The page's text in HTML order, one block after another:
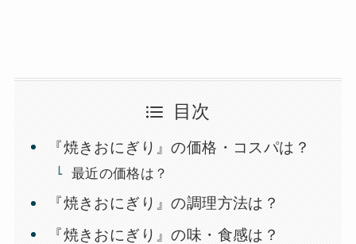
目次
『焼きおにぎり』の価格・コスパは？
最近の価格は？
『焼きおにぎり』の調理方法は？
『焼きおにぎり』の味・食感は？